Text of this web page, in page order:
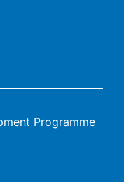
Programme